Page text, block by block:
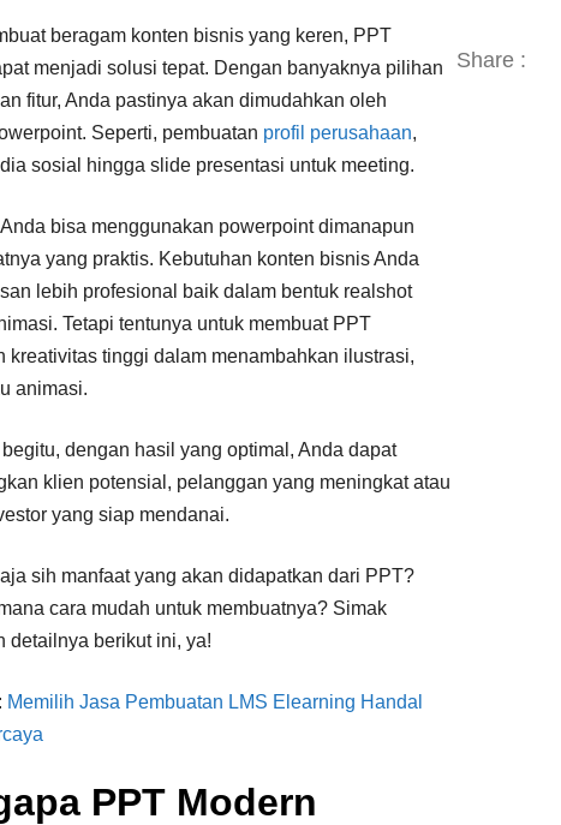
beragam konten bisnis yang keren, PPT
menjadi solusi tepat. Dengan banyaknya pilihan
fitur, Anda pastinya akan dimudahkan oleh
Seperti, pembuatan profil perusahaan,
sosial hingga slide presentasi untuk meeting.
bisa menggunakan powerpoint dimanapun
yang praktis. Kebutuhan konten bisnis Anda
lebih profesional baik dalam bentuk realshot
Tetapi tentunya untuk membuat PPT
kreativitas tinggi dalam menambahkan ilustrasi,
animasi.
dengan hasil yang optimal, Anda dapat
klien potensial, pelanggan yang meningkat atau
yang siap mendanai.
sih manfaat yang akan didapatkan dari PPT?
cara mudah untuk membuatnya? Simak
detailnya berikut ini, ya!
Memilih Jasa Pembuatan LMS Elearning Handal
PPT Modern
Share :